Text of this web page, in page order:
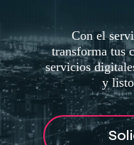
Con el
transforma tus
servicios
y